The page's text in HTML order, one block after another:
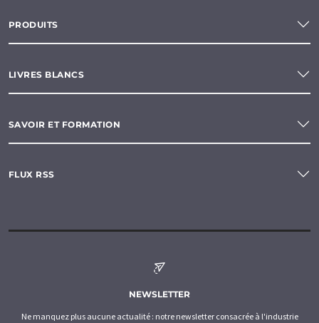
PRODUITS
LIVRES BLANCS
SAVOIR ET FORMATION
FLUX RSS
NEWSLETTER
Ne manquez plus aucune actualité : notre newsletter consacrée à l'industrie